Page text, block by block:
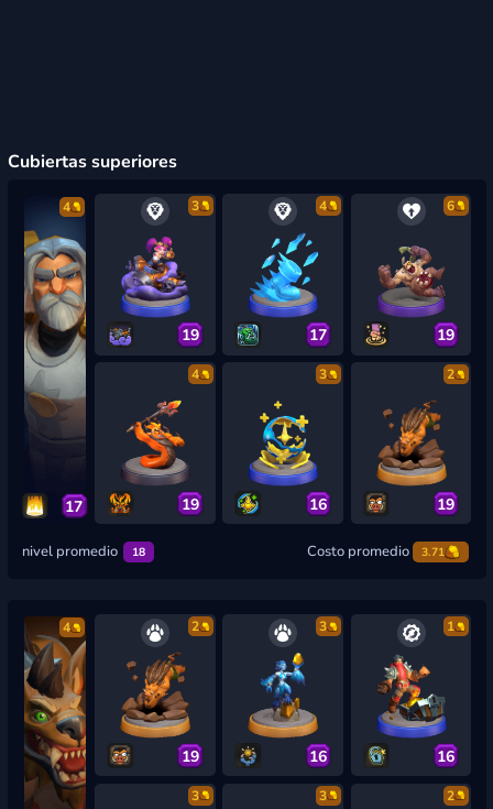
Cubiertas superiores
4
17
3
19
4
17
6
19
4
19
3
16
2
19
nivel promedio 18 Costo promedio 3.71
4 2
19
3
16
1
16
3 3 2